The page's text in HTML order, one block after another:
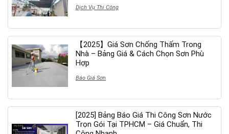
Dịch Vụ Thi Công
【2025】Giá Sơn Chống Thấm Trong
Nhà – Bảng Giá & Cách Chọn Sơn Phù
Hợp
Báo Giá Sơn
[2025] Bảng Báo Giá Thi Công Sơn Nước
Trọn Gói Tại TPHCM – Giá Chuẩn, Thi